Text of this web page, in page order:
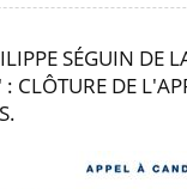
SÉGUIN DE
CLÔTURE DE